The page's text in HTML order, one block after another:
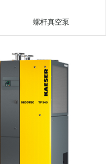
螺杆真空泵